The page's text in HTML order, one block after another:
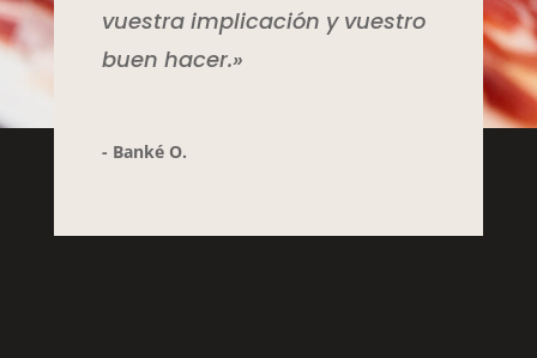
vuestra implicación y vuestro
buen hacer.»
- Banké O.